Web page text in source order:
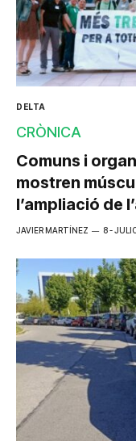
DELTA
CRÒNICA
Comuns i
mostren
l’ampliació de
JAVIER MARTÍNEZ 8 -